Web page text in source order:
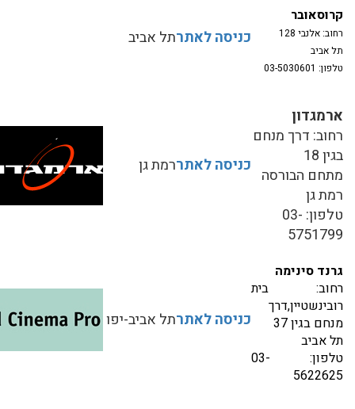
קרוסאובר
רחוב: אלנבי 128
תל אביב
טלפון: 03-5030601
כניסה לאתרתל אביב
ארמגדון
רחוב: דרך מנחם
בגין 18
מתחם הבורסה
רמת גן
טלפון: 03-
5751799
כניסה לאתררמת גן
גרנד סינימה
רחוב: בית
רובינשטיין,דרך
מנחם בגין 37
תל אביב
טלפון: 03-
5622625
כניסה לאתרתל אביב-יפו